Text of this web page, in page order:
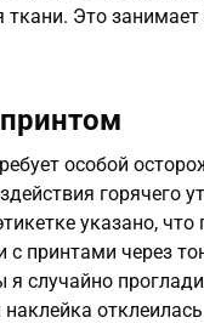
Это
особой
горячего
указано,
с принтами через
случайно